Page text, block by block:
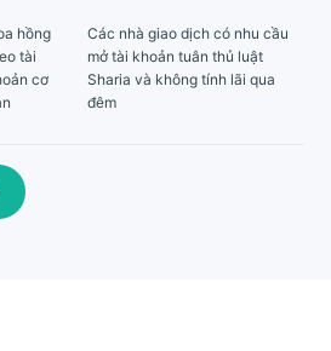
hồng
tài
cơ
Các nhà giao dịch có nhu cầu
mở tài khoản tuân thủ luật
Sharia và không tính lãi qua
đêm